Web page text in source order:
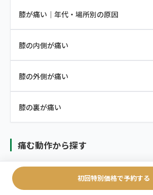
膝が痛い｜年代・場所別の原因
膝の内側が痛い
膝の外側が痛い
膝の裏が痛い
痛む動作から探す
初回特別価格で予約する